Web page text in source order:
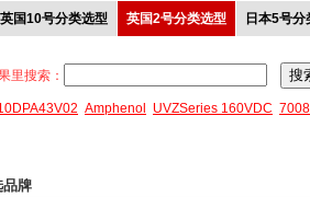
英国10号分类选型 英国2号分类选型 日本5号分
里搜索：
Amphenol UVZSeries 160VDC
品牌